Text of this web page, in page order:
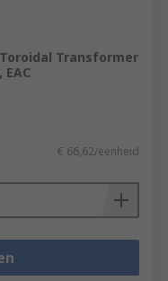
Toroidal Transformer
EAC
€ 66,62/eenheid